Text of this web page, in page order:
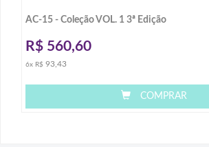
AC-15 - Coleção VOL. 1 3ª Edição
R$ 560,60
6x R$ 93,43
COMPRAR